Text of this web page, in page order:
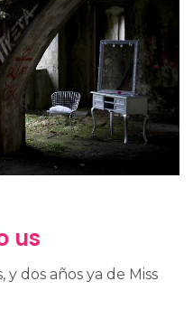
us
dos años ya de Miss